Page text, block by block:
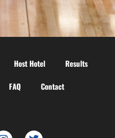
Host Hotel Results
FAQ Contact